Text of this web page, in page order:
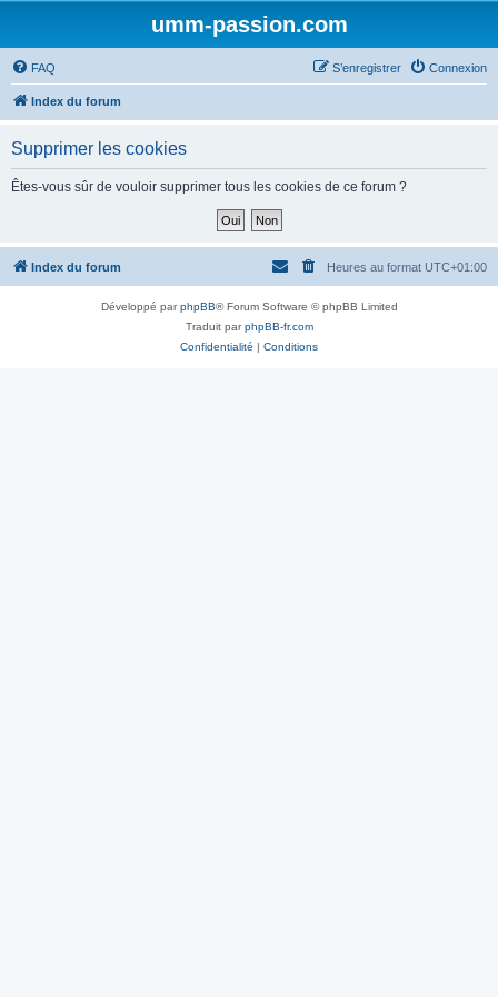
umm-passion.com
FAQ Connexion
S’enregistrer
Index du forum
Supprimer les cookies
Êtes-vous sûr de vouloir supprimer tous les cookies de ce forum ?
Index du forum Heures au format UTC+01:00
Développé parphpBB® Forum Software © phpBB Limited
Traduit parphpBB-fr.com
Confidentialité | Conditions